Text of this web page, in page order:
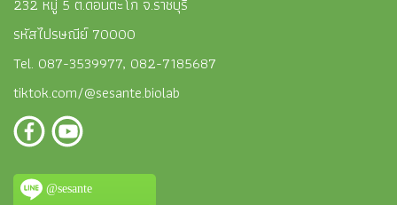
รหัสไปรษณีย์ 70000
Tel. 087-3539977, 082-7185687
tiktok.com/@sesante.biolab
@sesante